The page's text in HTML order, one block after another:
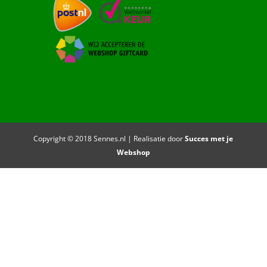
Copyright © 2018 Sennes.nl | Realisatie doorSucces met je
Webshop